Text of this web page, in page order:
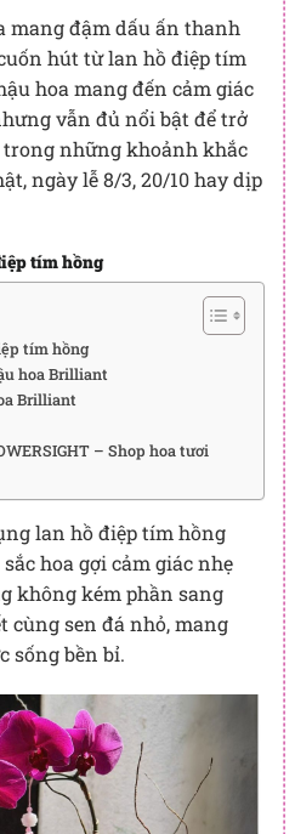
mang đậm dấu ấn thanh
hút từ lan hồ điệp tím
hoa mang đến cảm giác
vẫn đủ nổi bật để trở
những khoảnh khắc
ngày lễ 8/3, 20/10 hay dịp
tím hồng
tím hồng
hoa Brilliant
Brilliant
– Shop hoa tươi
lan hồ điệp tím hồng
hoa gợi cảm giác nhẹ
không kém phần sang
cùng sen đá nhỏ, mang
sống bền bỉ.